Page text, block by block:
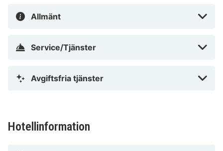
Allmänt
Service/Tjänster
Avgiftsfria tjänster
Hotellinformation